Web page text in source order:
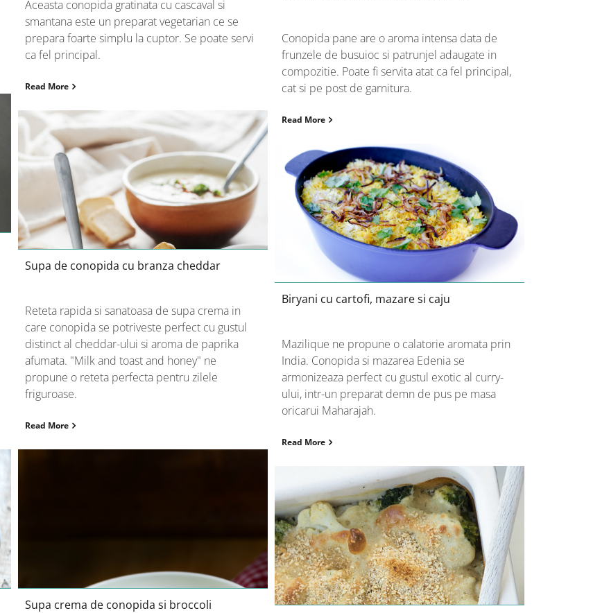
Aceasta conopida gratinata cu cascaval si
smantana este un preparat vegetarian ce se
prepara foarte simplu la cuptor. Se poate servi
ca fel principal.
Read More
Conopida pane are o aroma intensa data de
frunzele de busuioc si patrunjel adaugate in
compozitie. Poate fi servita atat ca fel principal,
cat si pe post de garnitura.
Read More
Supa de conopida cu branza
cheddar
Supa de conopida cu branza cheddar
Reteta rapida si sanatoasa de supa crema in
care conopida se potriveste perfect cu gustul
distinct al cheddar-ului si aroma de paprika
afumata. "Milk and toast and honey" ne
propune o reteta perfecta pentru zilele
friguroase.
Read More
Biryani cu cartofi, mazare si caju
Biryani cu cartofi, mazare si caju
Mazilique ne propune o calatorie aromata prin
India. Conopida si mazarea Edenia se
armonizeaza perfect cu gustul exotic al curry-
ului, intr-un preparat demn de pus pe masa
oricarui Maharajah.
Read More
Supa crema de conopida si broccoli
Conopida si broccoli cu sos de caju